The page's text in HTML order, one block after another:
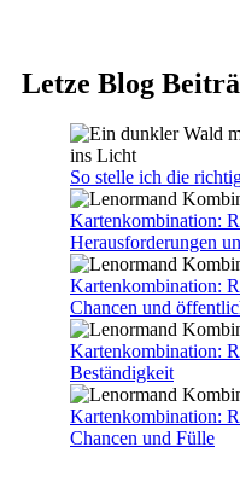
Letze Blog
So stelle ich die
Kartenkombination:
Herausforderungen
Kartenkombination:
Chancen und
Kartenkombination:
Beständigkeit
Kartenkombination:
Chancen und Fülle